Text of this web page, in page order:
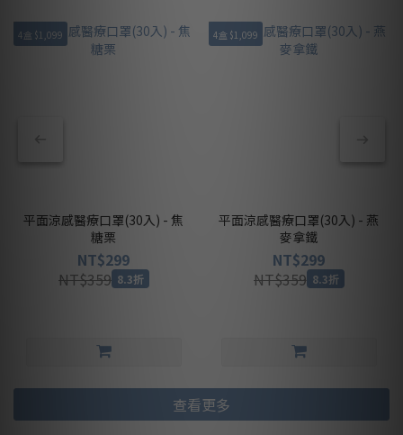
4盒 $1,099
平面涼感醫療口罩(30入) - 焦
糖栗
NT$299
NT$359 8.3折
4盒 $1,099
平面涼感醫療口罩(30入) - 燕
麥拿鐵
NT$299
NT$359 8.3折
查看更多